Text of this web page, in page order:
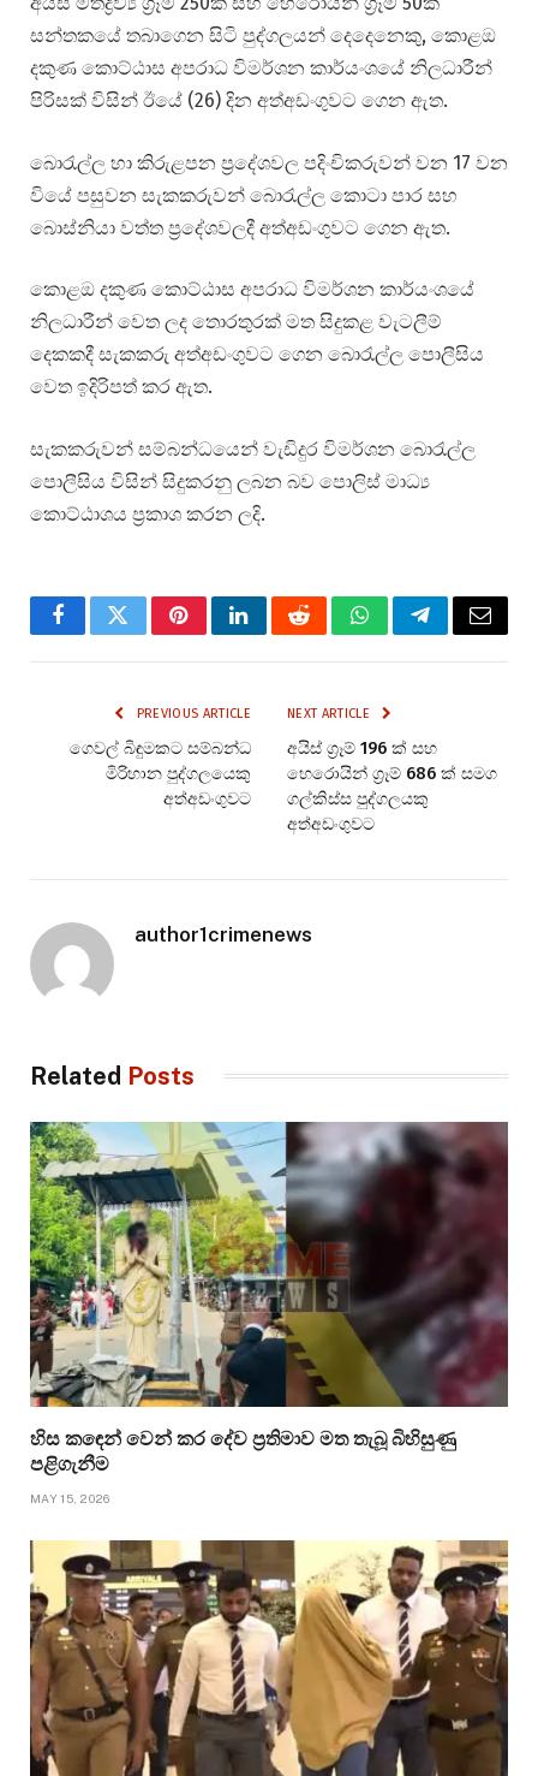
සන්තකයේ තබාගෙන සිටි පුද්ගලයන් දෙදෙනෙකු, කොළඔ
දකුණ කොට්ඨාස අපරාධ විමර්ශන කාර්යංශයේ නිලධාරීන්
පිරිසක් විසින් ඊයේ (26) දින අත්අඩංගුවට ගෙන ඇත.
බොරැල්ල හා කිරුළපන ප්‍රදේශවල පදිංචිකරුවන් වන 17 වන
වියේ පසුවන සැකකරුවන් බොරැල්ල කොටා පාර සහ
බොස්නියා වත්ත ප්‍රදේශවලදී අත්අඩංගුවට ගෙන ඇත.
කොළඔ දකුණ කොට්ඨාස අපරාධ විමර්ශන කාර්යංශයේ
නිලධාරීන් වෙත ලද තොරතුරක් මත සිදුකළ වැටලීම්
දෙකකදී සැකකරු අත්අඩංගුවට ගෙන බොරැල්ල පොලීසිය
වෙත ඉදිරිපත් කර ඇත.
සැකකරුවන් සම්බන්ධයෙන් වැඩිදුර විමර්ශන බොරැල්ල
පොලීසිය විසින් සිදුකරනු ලබන බව පොලිස් මාධ්‍ය
කොට්ඨාශය ප්‍රකාශ කරන ලදි.
FacebookTwitterPinterestLinkedInRedditWhatsAppTelegramEmail
PREVIOUS ARTICLE
ගෙවල් බිඳුමකට සම්බන්ධ
මිරිහාන පුද්ගලයෙකු
අත්අඩංගුවට
NEXT ARTICLE
අයිස් ග්‍රෑම් 196 ක් සහ
හෙරොයින් ග්‍රෑම් 686 ක් සමග
ගල්කිස්ස පුද්ගලයකු
අත්අඩංගුවට
author1crimenews
Related Posts
හිස කඳෙන් වෙන් කර දේව ප්‍රතිමාව මත තැබූ බිහිසුණු
පළිගැනීම
MAY 15, 2026